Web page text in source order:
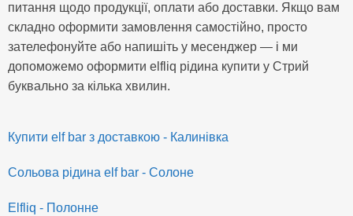
питання щодо продукції, оплати або доставки. Якщо вам
складно оформити замовлення самостійно, просто
зателефонуйте або напишіть у месенджер — і ми
допоможемо оформити elfliq рідина купити у Стрий
буквально за кілька хвилин.
Купити elf bar з доставкою - Калинівка
Сольова рідина elf bar - Солоне
Elfliq - Полонне